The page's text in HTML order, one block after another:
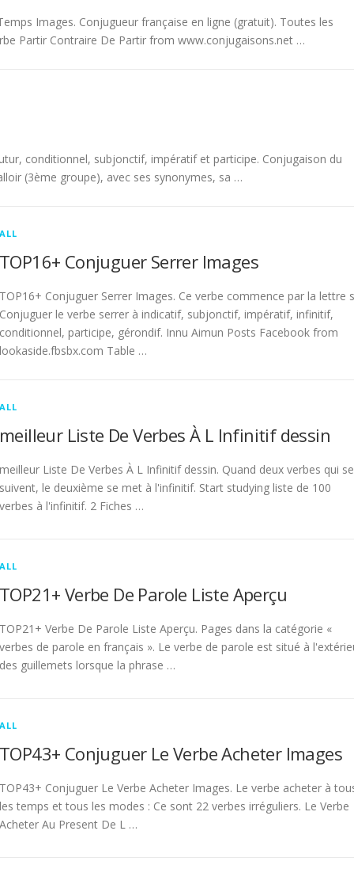
Images. Conjugueur française en ligne (gratuit). Toutes les
Partir Contraire De Partir from www.conjugaisons.net …
conditionnel, subjonctif, impératif et participe. Conjugaison du
(3ème groupe), avec ses synonymes, sa …
ALL
TOP16+ Conjuguer Serrer Images
TOP16+ Conjuguer Serrer Images. Ce verbe commence par la lettre
Conjuguer le verbe serrer à indicatif, subjonctif, impératif, infinitif,
conditionnel, participe, gérondif. Innu Aimun Posts Facebook from
lookaside.fbsbx.com Table …
ALL
meilleur Liste De Verbes À L Infinitif dessin
meilleur Liste De Verbes À L Infinitif dessin. Quand deux verbes qui se
suivent, le deuxième se met à l'infinitif. Start studying liste de 100
verbes à l'infinitif. 2 Fiches …
ALL
TOP21+ Verbe De Parole Liste Aperçu
TOP21+ Verbe De Parole Liste Aperçu. Pages dans la catégorie «
verbes de parole en français ». Le verbe de parole est situé à
des guillemets lorsque la phrase …
ALL
TOP43+ Conjuguer Le Verbe Acheter Images
TOP43+ Conjuguer Le Verbe Acheter Images. Le verbe acheter à
les temps et tous les modes : Ce sont 22 verbes irréguliers. Le Verbe
Acheter Au Present De L …